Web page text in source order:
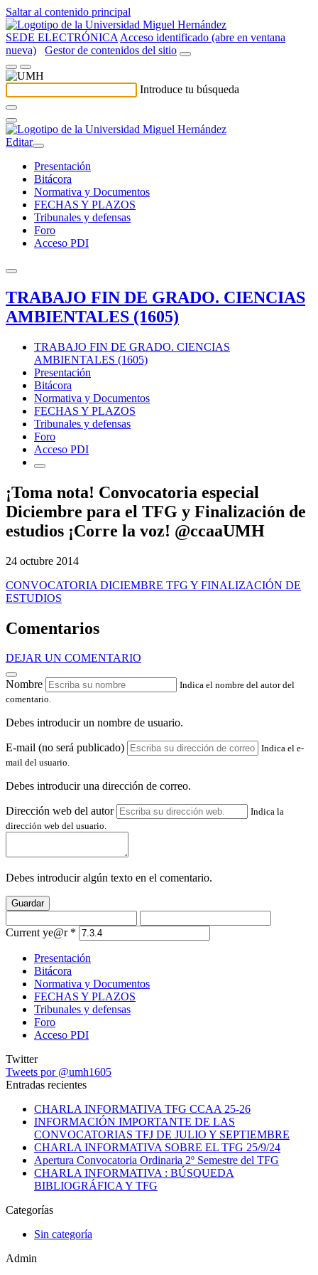
Saltar al contenido principal
SEDE ELECTRÓNICA Acceso identificado (abre en ventana
nueva)
Gestor de contenidos del sitio
Introduce tu búsqueda
Editar
Presentación
Bitácora
Normativa y Documentos
FECHAS Y PLAZOS
Tribunales y defensas
Foro
Acceso PDI
TRABAJO FIN DE GRADO. CIENCIAS
AMBIENTALES (1605)
TRABAJO FIN DE GRADO. CIENCIAS
AMBIENTALES (1605)
Presentación
Bitácora
Normativa y Documentos
FECHAS Y PLAZOS
Tribunales y defensas
Foro
Acceso PDI
¡Toma nota! Convocatoria especial
Diciembre para el TFG y Finalización de
estudios ¡Corre la voz! @ccaaUMH
24 octubre 2014
CONVOCATORIA DICIEMBRE TFG Y FINALIZACIÓN DE
ESTUDIOS
Comentarios
DEJAR UN COMENTARIO
Nombre
Indica el nombre del autor del
comentario.
Debes introducir un nombre de usuario.
E-mail (no será publicado)
Indica el e-
mail del usuario.
Debes introducir una dirección de correo.
Dirección web del autor
Indica la
dirección web del usuario.
Debes introducir algún texto en el comentario.
Guardar
Current ye@r *
Presentación
Bitácora
Normativa y Documentos
FECHAS Y PLAZOS
Tribunales y defensas
Foro
Acceso PDI
Twitter
Tweets por @umh1605
Entradas recientes
CHARLA INFORMATIVA TFG CCAA 25-26
INFORMACIÓN IMPORTANTE DE LAS
CONVOCATORIAS TFJ DE JULIO Y SEPTIEMBRE
CHARLA INFORMATIVA SOBRE EL TFG 25/9/24
Apertura Convocatoria Ordinaria 2º Semestre del TFG
CHARLA INFORMATIVA : BÚSQUEDA
BIBLIOGRÁFICA Y TFG
Categorías
Sin categoría
Admin